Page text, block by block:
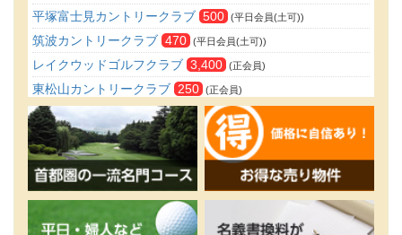
平塚富士見カントリークラブ 500 (平日会員(土可))
筑波カントリークラブ 470 (平日会員(土可))
レイクウッドゴルフクラブ 3,400 (正会員)
東松山カントリークラブ 250 (正会員)
さいたま梨花カントリークラブ 20 (正会員)
日本カントリークラブ 170 (正会員)
高坂カントリークラブ 160 (正会員)
成田ヒルズカントリークラブ (婦人正会員)
成田ヒルズカントリークラブ